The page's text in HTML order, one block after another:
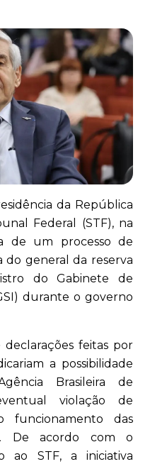
da República
Federal (STF), na
de um processo de
do general da reserva
do Gabinete de
durante o governo
feitas por
a possibilidade
Brasileira de
violação de
funcionamento das
De acordo com o
ao STF, a iniciativa